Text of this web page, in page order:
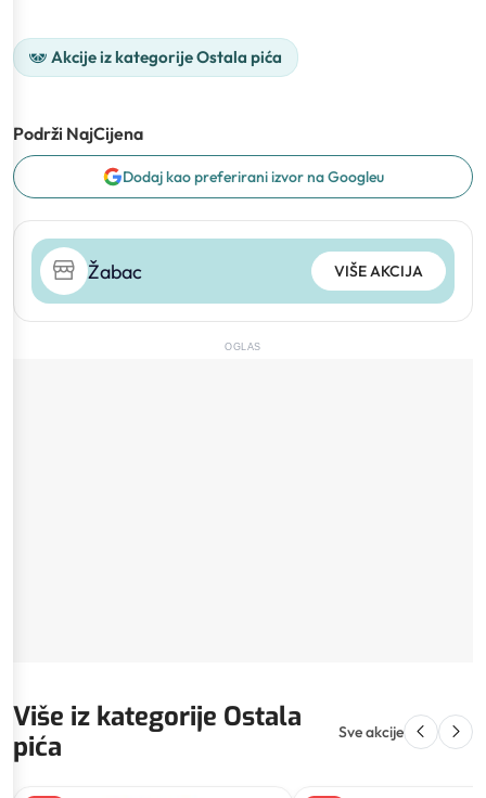
Akcije iz kategorije Ostala pića
Podrži NajCijena
Dodaj kao preferirani izvor na Googleu
Žabac VIŠE AKCIJA
OGLAS
Više iz kategorije Ostala
pića
Sve akcije